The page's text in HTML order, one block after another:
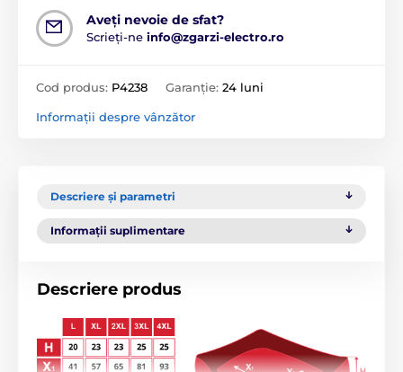
Aveți nevoie de sfat?
Scrieți-ne info@zgarzi-electro.ro
Cod produs: P4238 Garanție: 24 luni
Informații despre vânzător
Descriere și parametri
Informații suplimentare
Descriere produs